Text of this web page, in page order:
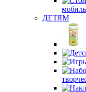
ДЕТЯМ